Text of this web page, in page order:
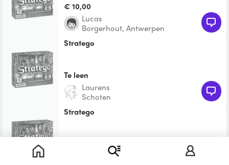
€ 10,00
Lucas
Borgerhout, Antwerpen
Stratego
Te leen
Laurens
Schoten
Stratego